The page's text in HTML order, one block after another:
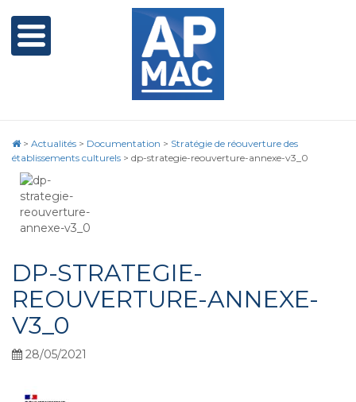
> Actualités > Documentation > Stratégie de réouverture des
établissements culturels > dp-strategie-reouverture-annexe-v3_0
DP-STRATEGIE-
REOUVERTURE-ANNEXE-
V3_0
28/05/2021